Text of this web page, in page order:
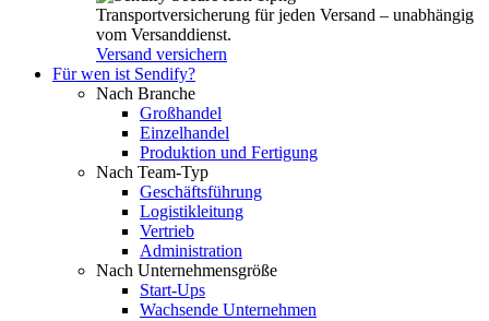
Transportversicherung für jeden Versand – unabhängig
vom Versanddienst.
Versand versichern
Für wen ist Sendify?
Nach Branche
Großhandel
Einzelhandel
Produktion und Fertigung
Nach Team-Typ
Geschäftsführung
Logistikleitung
Vertrieb
Administration
Nach Unternehmensgröße
Start-Ups
Wachsende Unternehmen